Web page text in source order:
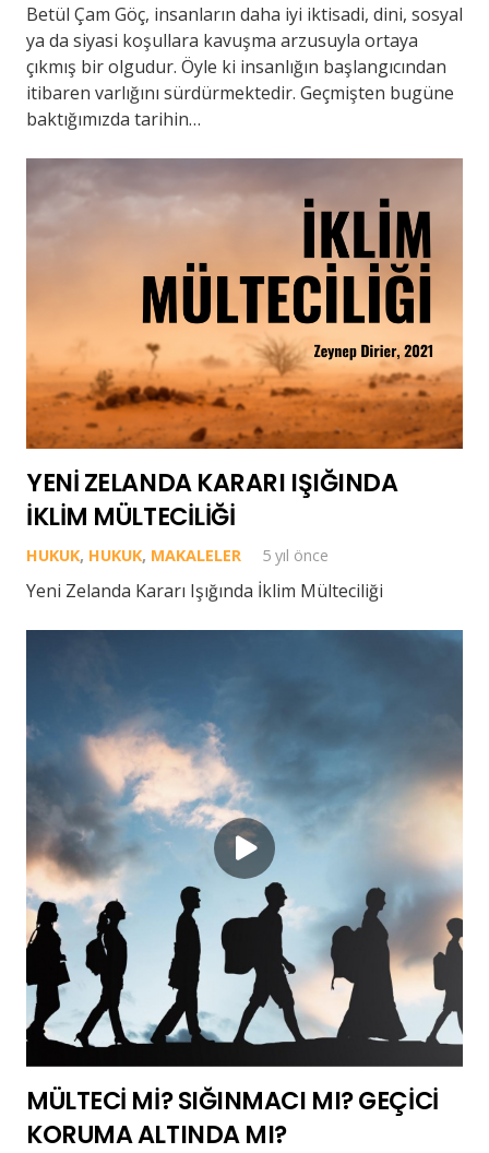
Betül Çam Göç, insanların daha iyi iktisadi, dini, sosyal
ya da siyasi koşullara kavuşma arzusuyla ortaya
çıkmış bir olgudur. Öyle ki insanlığın başlangıcından
itibaren varlığını sürdürmektedir. Geçmişten bugüne
baktığımızda tarihin…
YENİ ZELANDA KARARI IŞIĞINDA
İKLİM MÜLTECİLİĞİ
HUKUK, HUKUK, MAKALELER 5 yıl önce
Yeni Zelanda Kararı Işığında İklim Mülteciliği
MÜLTECİ Mİ? SIĞINMACI MI? GEÇİCİ
KORUMA ALTINDA MI?